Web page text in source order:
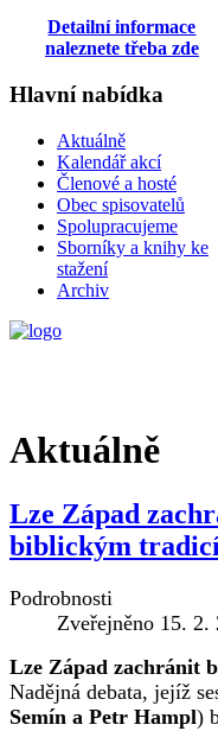
Detailní informace
naleznete třeba zde
Hlavní nabídka
Aktuálně
Kalendář akcí
Členové a hosté
Obec spisovatelů
Spolupracujeme
Sborníky a knihy ke
stažení
Archiv
Aktuálně
Lze Západ
biblickým
Podrobnosti
Zveřejněno 15. 2.
Lze Západ zachránit
Nadějná debata, jejíž
Semín a Petr Hampl)